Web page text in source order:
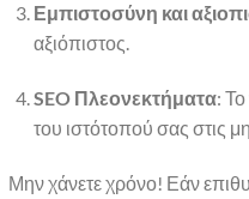
Εμπιστοσύνη και
αξιόπιστος.
SEO Πλεονεκτήματα:
του ιστότοπού σας στις
Μην χάνετε χρόνο! Εάν